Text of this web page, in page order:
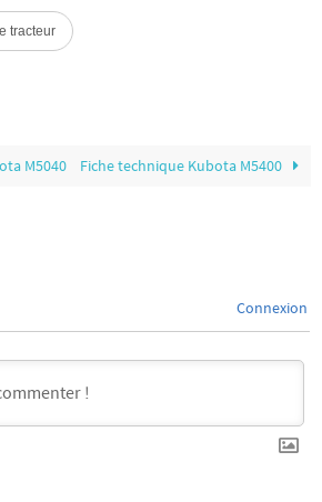
M5040 Fiche technique Kubota M5400
Connexion